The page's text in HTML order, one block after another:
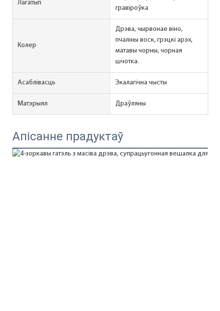
Лагатып
гравіроўка
Колер
Дрэва, чырвонае віно,
пчаліны воск, грэцкі арэх,
матавы чорны, чорная
шчотка.
Асаблівасць Экалагічна чысты
Матэрыял Драўляны
Апісанне прадуктаў